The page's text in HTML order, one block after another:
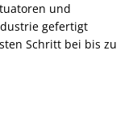
und
gefertigt
Schritt bei bis zu